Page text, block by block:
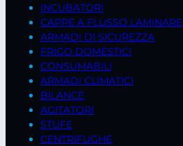
INCUBATORI
CAPPE A FLUSSO LAMINARE
ARMADI DI SICUREZZA
FRIGO DOMESTICI
CONSUMABILI
ARMADI CLIMATICI
BILANCE
AGITATORI
STUFE
CENTRIFUGHE